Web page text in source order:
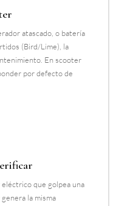
atascado, o batería
(Bird/Lime), la
En scooter
por defecto de
eléctrico que golpea una
la misma